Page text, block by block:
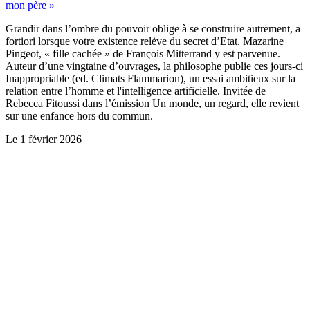
mon père »
Grandir dans l’ombre du pouvoir oblige à se construire autrement, a
fortiori lorsque votre existence relève du secret d’Etat. Mazarine
Pingeot, « fille cachée » de François Mitterrand y est parvenue.
Auteur d’une vingtaine d’ouvrages, la philosophe publie ces jours-ci
Inappropriable (ed. Climats Flammarion), un essai ambitieux sur la
relation entre l’homme et l'intelligence artificielle. Invitée de
Rebecca Fitoussi dans l’émission Un monde, un regard, elle revient
sur une enfance hors du commun.
Le 1 février 2026